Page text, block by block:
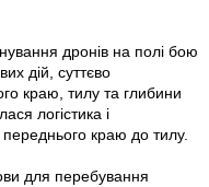
дронів на полі бою
дій, суттєво
краю, тилу та глибини
логістика і
краю до тилу.
для перебування